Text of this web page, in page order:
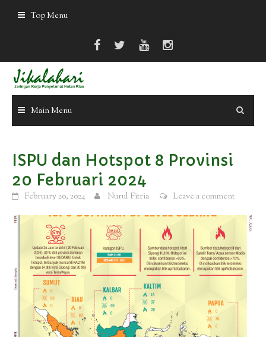
Top Menu
Main Menu
ISPU dan Hotspot 8 Provinsi
20 Februari 2024
February 20, 2024 Nurul Fitria Leave a comment